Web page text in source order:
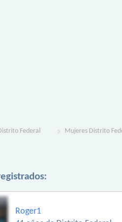
Federal Mujeres Distrito
Roger1